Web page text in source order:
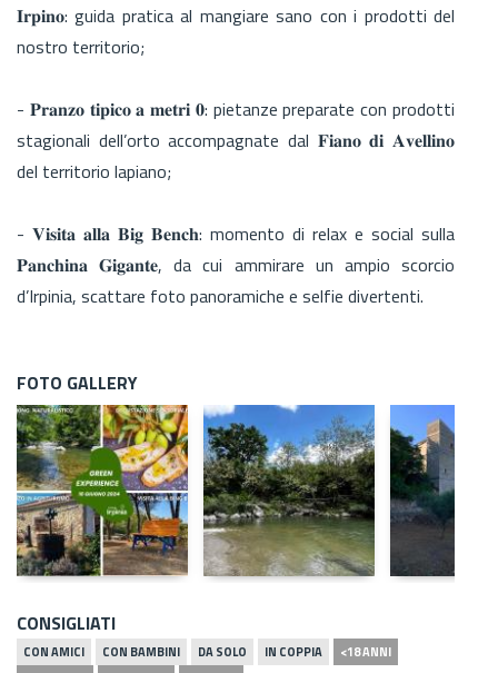
𝐈𝐫𝐩𝐢𝐧𝐨: guida pratica al mangiare sano con i prodotti del
nostro territorio;
- 𝐏𝐫𝐚𝐧𝐳𝐨 𝐭𝐢𝐩𝐢𝐜𝐨 𝐚 𝐦𝐞𝐭𝐫𝐢 𝟎: pietanze preparate con prodotti
stagionali dell’orto accompagnate dal 𝐅𝐢𝐚𝐧𝐨 𝐝𝐢 𝐀𝐯𝐞𝐥𝐥𝐢𝐧𝐨
del territorio lapiano;
- 𝐕𝐢𝐬𝐢𝐭𝐚 𝐚𝐥𝐥𝐚 𝐁𝐢𝐠 𝐁𝐞𝐧𝐜𝐡: momento di relax e social sulla
𝐏𝐚𝐧𝐜𝐡𝐢𝐧𝐚 𝐆𝐢𝐠𝐚𝐧𝐭𝐞, da cui ammirare un ampio scorcio
d’Irpinia, scattare foto panoramiche e selfie divertenti.
FOTO GALLERY
CONSIGLIATI
CON AMICI CON BAMBINI DA SOLO IN COPPIA
<18 ANNI